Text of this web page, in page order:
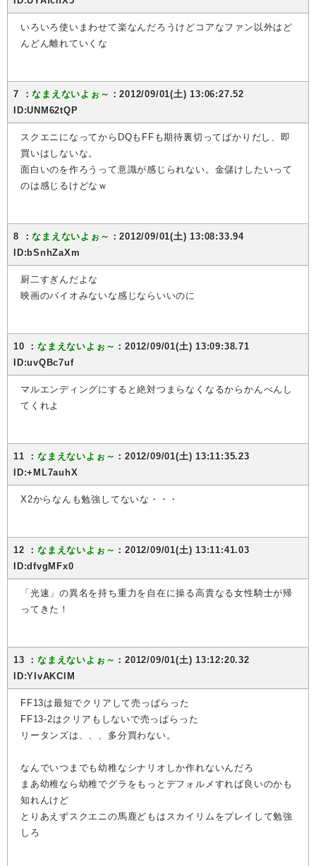
いろいろ使いまわせて楽なんだろうけどコアなファン以外はど
んどん離れていくな
7 ：なまえないよぉ～ ：2012/09/01(土) 13:06:27.52
ID:UNM62tQP
スクエニになってからDQもFFも期待裏切ってばかりだし、即
買いはしないな。
面白いのを作ろうって意識が感じられない。金儲けしたいって
のは感じるけどなｗ
8 ：なまえないよぉ～ ：2012/09/01(土) 13:08:33.94
ID:bSnhZaXm
厨二すぎんだよな
映画のバイオみないな感じならいいのに
10 ：なまえないよぉ～ ：2012/09/01(土) 13:09:38.71
ID:uvQBc7uf
マルエンディングにすると絶対つまらなくなるからかんべんし
てくれよ
11 ：なまえないよぉ～ ：2012/09/01(土) 13:11:35.23
ID:+ML7auhX
X2からなんも勉強してないな・・・
12 ：なまえないよぉ～ ：2012/09/01(土) 13:11:41.03
ID:dfvgMFx0
「光速」の異名を持ち重力を自在に操る高貴なる女性騎士が帰
ってきた！
13 ：なまえないよぉ～ ：2012/09/01(土) 13:12:20.32
ID:YIvAKClM
FF13は最短でクリアして売っぱらった
FF13-2はクリアもしないで売っぱらった
リータンズは、、、多分買わない。
なんでいつまでも幼稚なシナリオしか作れないんだろ
まあ幼稚なら幼稚でグラをもっとデフォルメすれば良いのかも
知れんけど
とりあえずスクエニの馬鹿どもはスカイリムをプレイして勉強
しろ